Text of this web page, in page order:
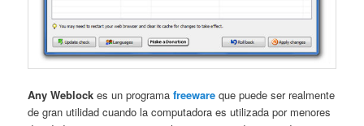
Any Weblock es un programafreeware que puede ser realmente
de gran utilidad cuando la computadora es utilizada por menores